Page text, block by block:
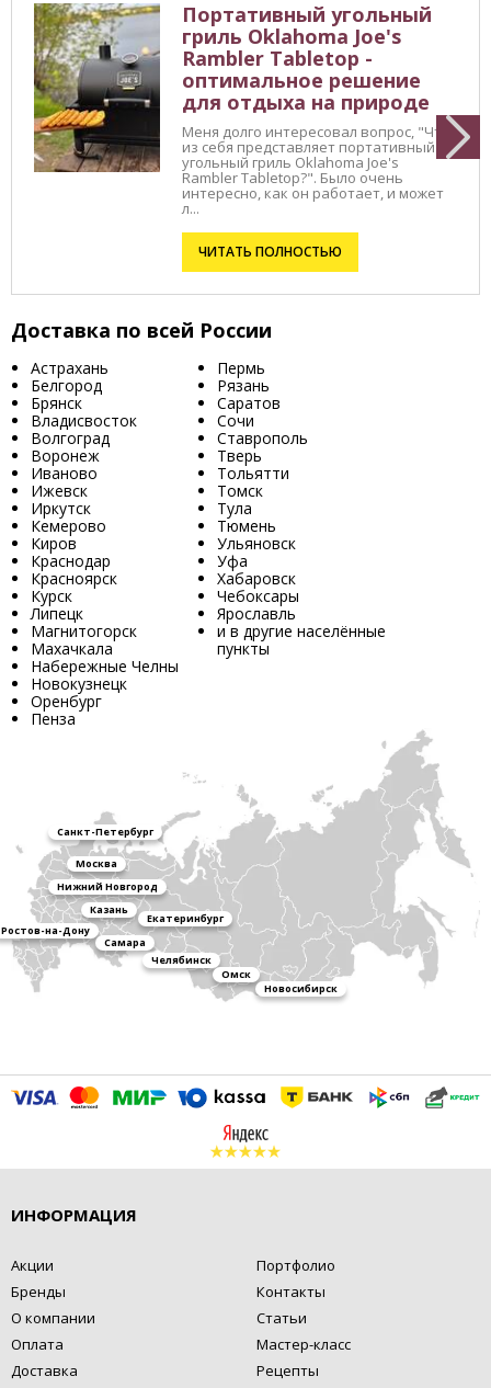
Портативный угольный
гриль Oklahoma Joe's
Rambler Tabletop -
оптимальное решение
для отдыха на природе
Меня долго интересовал вопрос, "Что
из себя представляет портативный
угольный гриль Oklahoma Joe's
Rambler Tabletop?". Было очень
интересно, как он работает, и может
л...
ЧИТАТЬ ПОЛНОСТЬЮ
Доставка по всей России
Астрахань
Белгород
Брянск
Владисвосток
Волгоград
Воронеж
Иваново
Ижевск
Иркутск
Кемерово
Киров
Краснодар
Красноярск
Курск
Липецк
Магнитогорск
Махачкала
Набережные Челны
Новокузнецк
Оренбург
Пенза
Пермь
Рязань
Саратов
Сочи
Ставрополь
Тверь
Тольятти
Томск
Тула
Тюмень
Ульяновск
Уфа
Хабаровск
Чебоксары
Ярославль
и в другие населённые
пункты
Санкт-Петербург
Москва
Нижний Новгород
Казань
Екатеринбург
Ростов-на-Дону
Самара
Челябинск
Омск
Новосибирск
ИНФОРМАЦИЯ
Акции
Бренды
О компании
Оплата
Доставка
Портфолио
Контакты
Статьи
Мастер-класс
Рецепты